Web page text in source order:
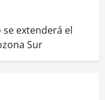
extenderá el
Sur